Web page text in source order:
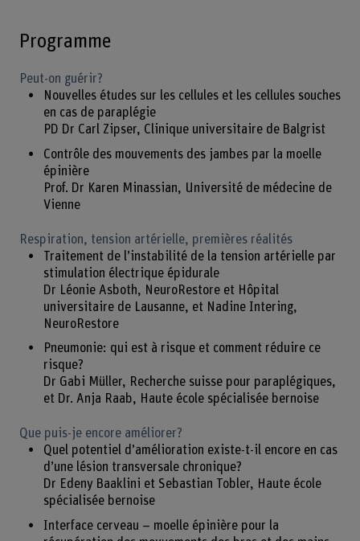
Programme
Peut-on guérir?
Nouvelles études sur les cellules et les cellules souches
en cas de paraplégie
PD Dr Carl Zipser, Clinique universitaire de Balgrist
Contrôle des mouvements des jambes par la moelle
épinière
Prof. Dr Karen Minassian, Université de médecine de
Vienne
Respiration, tension artérielle, premières réalités
Traitement de l’instabilité de la tension artérielle par
stimulation électrique épidurale
Dr Léonie Asboth, NeuroRestore et Hôpital
universitaire de Lausanne, et Nadine Intering,
NeuroRestore
Pneumonie: qui est à risque et comment réduire ce
risque?
Dr Gabi Müller, Recherche suisse pour paraplégiques,
et Dr. Anja Raab, Haute école spécialisée bernoise
Que puis-je encore améliorer?
Quel potentiel d’amélioration existe-t-il encore en cas
d’une lésion transversale chronique?
Dr Edeny Baaklini et Sebastian Tobler, Haute école
spécialisée bernoise
Interface cerveau – moelle épinière pour la